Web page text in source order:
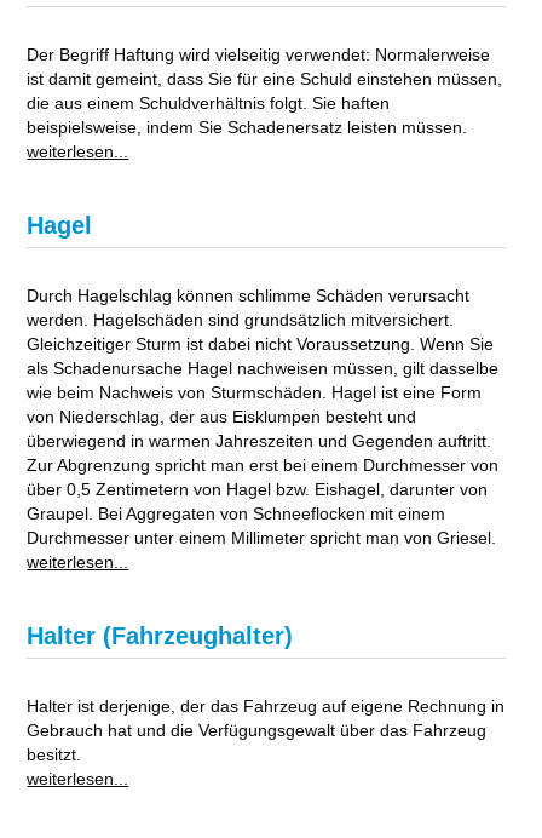
Der Begriff Haftung wird vielseitig verwendet: Normalerweise
ist damit gemeint, dass Sie für eine Schuld einstehen müssen,
die aus einem Schuldverhältnis folgt. Sie haften
beispielsweise, indem Sie Schadenersatz leisten müssen.
weiterlesen...
Hagel
Durch Hagelschlag können schlimme Schäden verursacht
werden. Hagelschäden sind grundsätzlich mitversichert.
Gleichzeitiger Sturm ist dabei nicht Voraussetzung. Wenn Sie
als Schadenursache Hagel nachweisen müssen, gilt dasselbe
wie beim Nachweis von Sturmschäden. Hagel ist eine Form
von Niederschlag, der aus Eisklumpen besteht und
überwiegend in warmen Jahreszeiten und Gegenden auftritt.
Zur Abgrenzung spricht man erst bei einem Durchmesser von
über 0,5 Zentimetern von Hagel bzw. Eishagel, darunter von
Graupel. Bei Aggregaten von Schneeflocken mit einem
Durchmesser unter einem Millimeter spricht man von Griesel.
weiterlesen...
Halter (Fahrzeughalter)
Halter ist derjenige, der das Fahrzeug auf eigene Rechnung in
Gebrauch hat und die Verfügungsgewalt über das Fahrzeug
besitzt.
weiterlesen...